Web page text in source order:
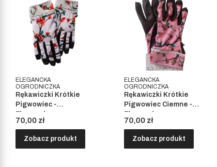
ELEGANCKA
OGRODNICZKA
Rękawiczki Krótkie
Pigwowiec -
Elegancka
Ogrodniczka
Cena
70,00 zł
Zobacz produkt
ELEGANCKA
OGRODNICZKA
Rękawiczki Krótkie
Pigwowiec Ciemne -
Elegancka
Ogrodniczka
Cena
70,00 zł
Zobacz produkt